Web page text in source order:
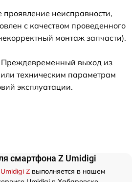
проявление неисправности,
с качеством проведенного
монтаж запчасти).
выход из
или техническим параметрам
эксплуатации.
смартфона Z Umidigi
Z выполняется в нашем